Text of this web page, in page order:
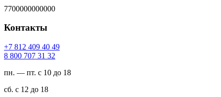
7700000000000
Контакты
94 04 904 218 7+
23 13 707 008 8
пн. — пт. с 10 до 18
сб. с 12 до 18